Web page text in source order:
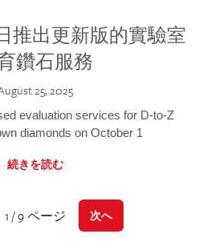
推出更新版的實驗室
鑽石服務
25, 2025
evaluation services for D-to-Z
diamonds on October 1
続きを読む
1 / 9 ページ 次へ